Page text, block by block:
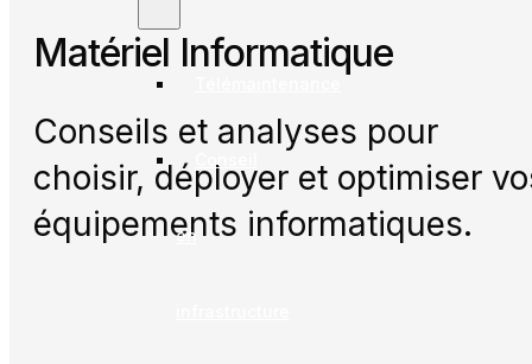
en
Matériel Informatique
Conseils et analyses pour
choisir, déployer et optimiser
équipements informatiques.